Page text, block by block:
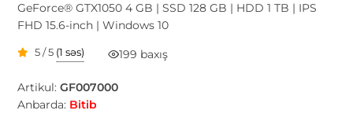
GeForce® GTX1050 4 GB | SSD 128 GB | HDD 1 TB | IPS
FHD 15.6-inch | Windows 10
5 / 5 (1 səs) 199 baxış
Artikul:GF007000
Anbarda: Bitib